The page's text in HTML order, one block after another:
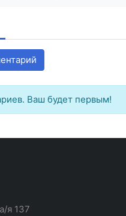
Ваш будет первым!
я 137